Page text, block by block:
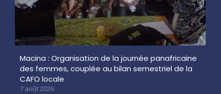
Macina : Organisation de la journée panafricaine
des femmes, couplée au bilan semestriel de la
CAFO locale
7 août 2026